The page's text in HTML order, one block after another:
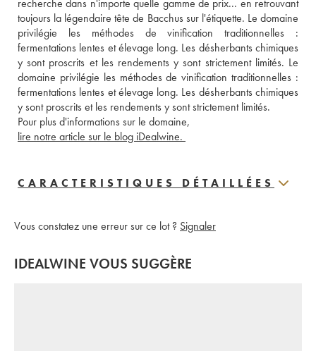
recherche dans n'importe quelle gamme de prix... en retrouvant
toujours la légendaire tête de Bacchus sur l'étiquette. Le domaine
privilégie les méthodes de vinification traditionnelles :
fermentations lentes et élevage long. Les désherbants chimiques
y sont proscrits et les rendements y sont strictement limités. Le
domaine privilégie les méthodes de vinification traditionnelles :
fermentations lentes et élevage long. Les désherbants chimiques
y sont proscrits et les rendements y sont strictement limités.
Pour plus d'informations sur le domaine,
CARACTERISTIQUES DÉTAILLÉES
Vous constatez une erreur sur ce lot ? Signaler
IDEALWINE VOUS SUGGÈRE